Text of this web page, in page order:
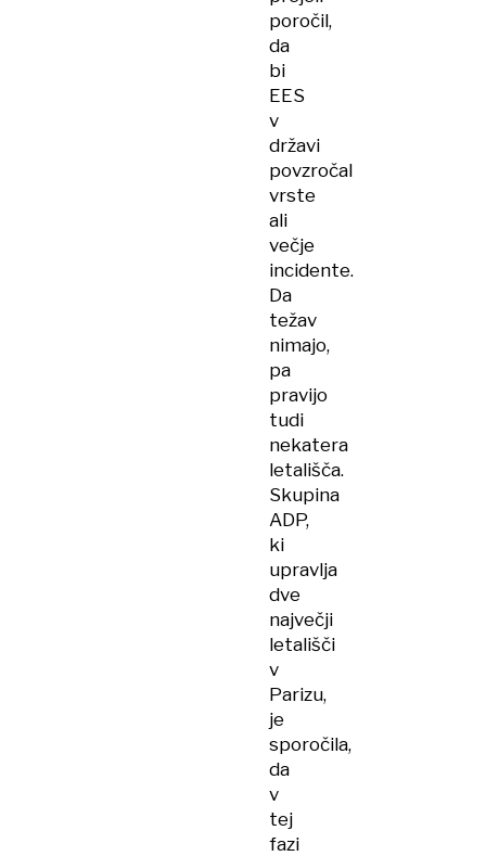
poročil,
da
bi
EES
v
državi
povzročal
vrste
ali
večje
incidente.
Da
težav
nimajo,
pa
pravijo
tudi
nekatera
letališča.
Skupina
ADP,
ki
upravlja
dve
največji
letališči
v
Parizu,
je
sporočila,
da
v
tej
fazi